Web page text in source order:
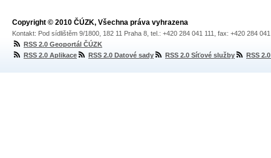
Copyright © 2010 ČÚZK, Všechna práva vyhrazena
Kontakt: Pod sídlištěm 9/1800, 182 11 Praha 8, tel.: +420 284 041 111, fax: +420 284
RSS 2.0 Geoportál ČÚZK
RSS 2.0 Aplikace
RSS 2.0 Datové sady RSS 2.0 Síťové služby RSS